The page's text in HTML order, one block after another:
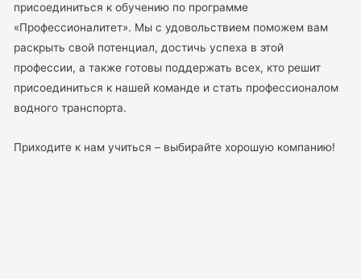
присоединиться к обучению по программе
«Профессионалитет». Мы с удовольствием поможем вам
раскрыть свой потенциал, достичь успеха в этой
профессии, а также готовы поддержать всех, кто решит
присоединиться к нашей команде и стать профессионалом
водного транспорта.
Приходите к нам учиться – выбирайте хорошую компанию!